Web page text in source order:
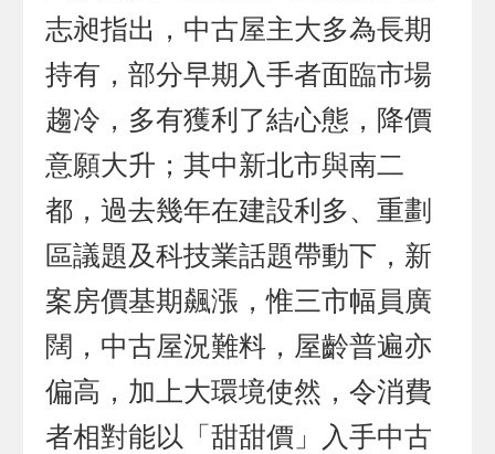
志昶指出，中古屋主大多為長期
持有，部分早期入手者面臨市場
趨冷，多有獲利了結心態，降價
意願大升；其中新北市與南二
都，過去幾年在建設利多、重劃
區議題及科技業話題帶動下，新
案房價基期飆漲，惟三市幅員廣
闊，中古屋況難料，屋齡普遍亦
偏高，加上大環境使然，令消費
者相對能以「甜甜價」入手中古